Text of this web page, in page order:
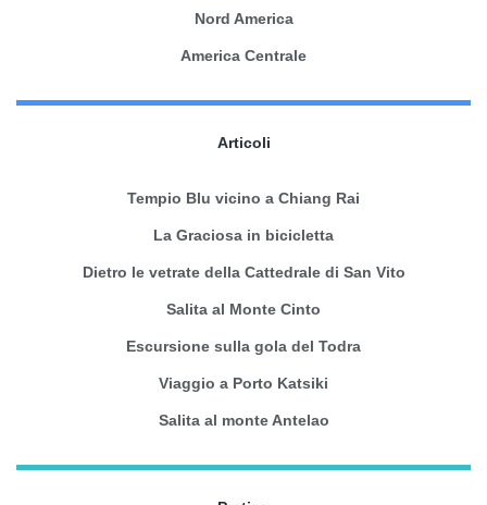
Nord America
America Centrale
Articoli
Tempio Blu vicino a Chiang Rai
La Graciosa in bicicletta
Dietro le vetrate della Cattedrale di San Vito
Salita al Monte Cinto
Escursione sulla gola del Todra
Viaggio a Porto Katsiki
Salita al monte Antelao